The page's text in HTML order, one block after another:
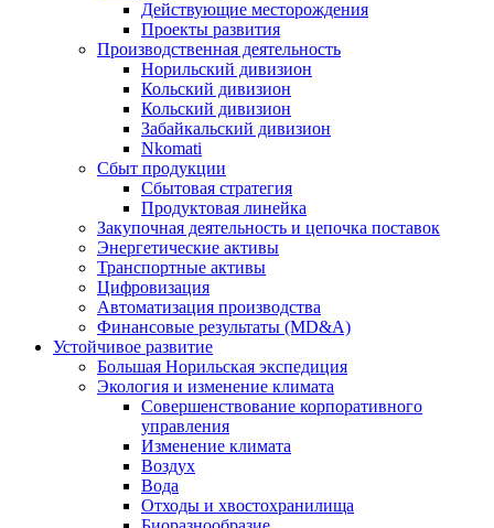
Действующие месторождения
Проекты развития
Производственная деятельность
Норильский дивизион
Кольский дивизион
Кольский дивизион
Забайкальский дивизион
Nkomati
Сбыт продукции
Сбытовая стратегия
Продуктовая линейка
Закупочная деятельность и цепочка поставок
Энергетические активы
Транспортные активы
Цифровизация
Автоматизация производства
Финансовые результаты (MD&A)
Устойчивое развитие
Большая Норильская экспедиция
Экология и изменение климата
Совершенствование корпоративного
управления
Изменение климата
Воздух
Вода
Отходы и хвостохранилища